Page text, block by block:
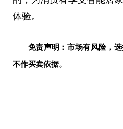
体验。
免责声明：市场有风险，
不作买卖依据。